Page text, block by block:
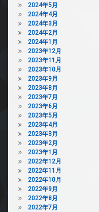
2024年5月
2024年4月
2024年3月
2024年2月
2024年1月
2023年12月
2023年11月
2023年10月
2023年9月
2023年8月
2023年7月
2023年6月
2023年5月
2023年4月
2023年3月
2023年2月
2023年1月
2022年12月
2022年11月
2022年10月
2022年9月
2022年8月
2022年7月